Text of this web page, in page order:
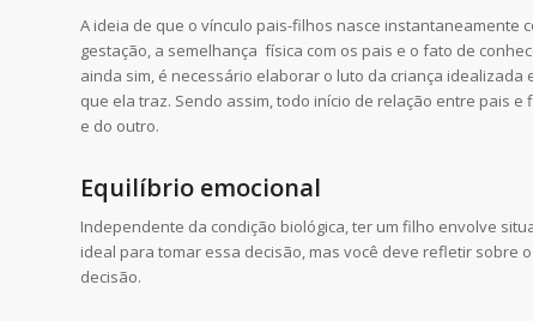
A ideia de que o vínculo pais-filhos nasce instantaneamente
gestação, a semelhança física com os pais e o fato de
ainda sim, é necessário elaborar o luto da criança
que ela traz. Sendo assim, todo início de relação entre pais
e do outro.
Equilíbrio emocional
Independente da condição biológica, ter um filho envolve
ideal para tomar essa decisão, mas você deve refletir sobre
decisão.